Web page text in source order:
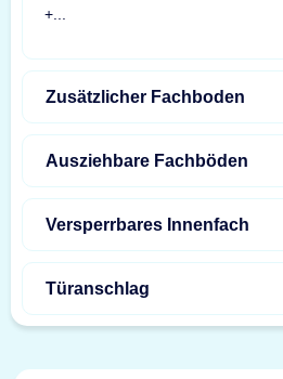
Zusätzlicher Fachboden
Ausziehbare Fachböden
Versperrbares Innenfach
Türanschlag